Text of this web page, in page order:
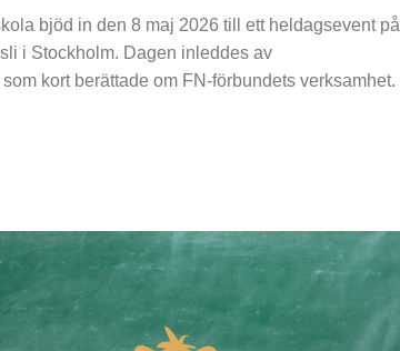
bjöd in den 8 maj 2026 till ett heldagsevent på
i Stockholm. Dagen inleddes av
kort berättade om FN-förbundets verksamhet.